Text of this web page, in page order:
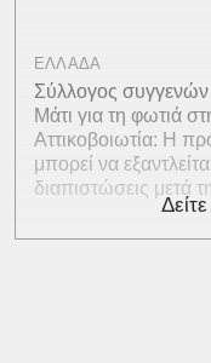
ΕΛΛΑΔΑ
Σύλλογος
Μάτι για τη φωτιά
Αττικοβοιωτία: Η
μπορεί να
διαπιστώσεις μετά